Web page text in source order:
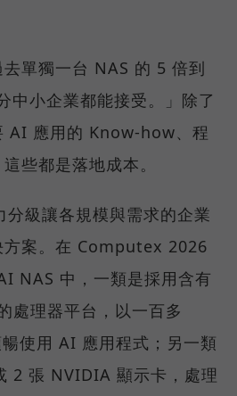
去單獨一台 NAS 的 5 倍到
中小企業都能接受。」除了
AI 應用的 Know-how、程
些都是落地成本。
級讓各規模與需求的企業
方案。在 Computex 2026
NAS 中，一類是採用含有
處理器平台，以一百多
使用 AI 應用程式；另一類
2 張 NVIDIA 顯示卡，處理